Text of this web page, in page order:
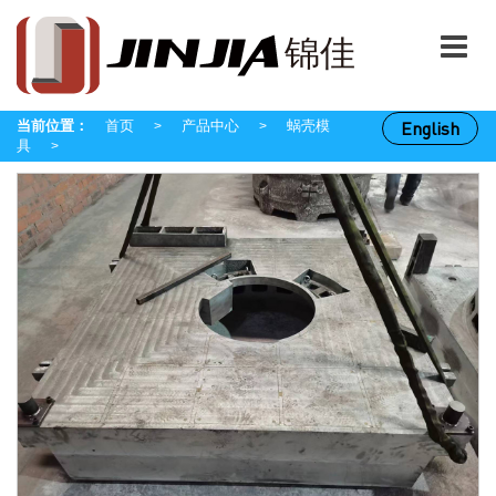
English
当前位置： 首页 > 产品中心 >
蜗壳模
具
>